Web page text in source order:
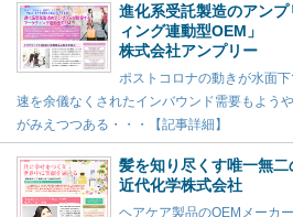
進化系受託製造のアン
ィング連動型OEM」
株式会社アンプリー
ポストコロナの動きが水面
速を余儀なくされたインバウンド需要もよう
がみえつつある・・・【記事詳細】
髪を知り尽くす唯一無
近代化学株式会社
ヘアケア製品のOEMメーカ